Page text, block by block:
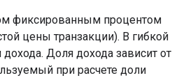
фиксированным процентом
цены транзакции). В гибкой
Доля дохода зависит от
при расчете доли